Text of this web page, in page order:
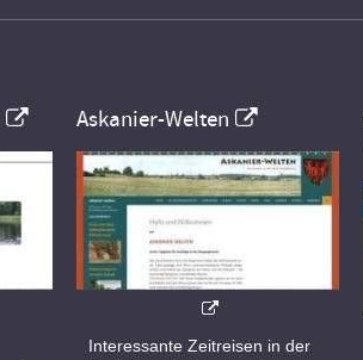
Askanier-Welten
Interessante Zeitreisen in der